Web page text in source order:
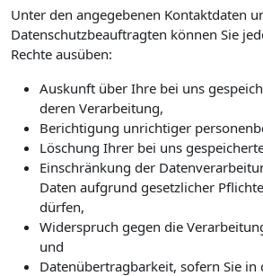
Unter den angegebenen Kontaktdaten
Datenschutzbeauftragten können Sie
Rechte ausüben:
Auskunft über Ihre bei uns
deren Verarbeitung,
Berichtigung unrichtiger
Löschung Ihrer bei uns
Einschränkung der
Daten aufgrund gesetzlicher
dürfen,
Widerspruch gegen die
und
Datenübertragbarkeit, sofern Sie in